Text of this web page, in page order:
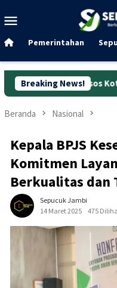
ke
Mobile
Pemerintahan
Breaking News!
Kota Jambi Ungkap
Beranda Nasional
Kepala BPJS
Komitmen
Berkualitas dan
Sepucuk Jambi
14 Maret 2025
475